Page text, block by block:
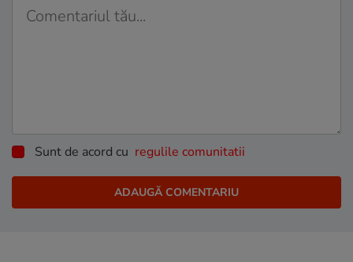
Sunt de acord cu regulile comunitatii